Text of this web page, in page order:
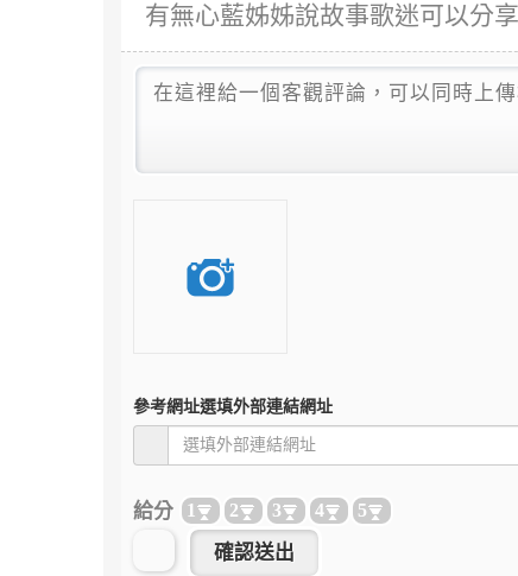
有無心藍姊姊說故事歌迷可以分
參考網址選填外部連結網址
給分 1 2 3 4 5